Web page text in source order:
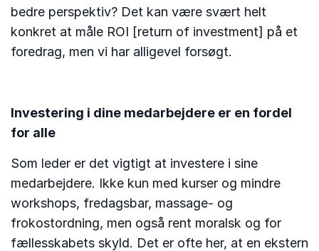
bedre perspektiv? Det kan være svært helt
konkret at måle ROI [return of investment] på et
foredrag, men vi har alligevel forsøgt.
Investering i dine medarbejdere er en fordel
for alle
Som leder er det vigtigt at investere i sine
medarbejdere. Ikke kun med kurser og mindre
workshops, fredagsbar, massage- og
frokostordning, men også rent moralsk og for
fællesskabets skyld. Det er ofte her, at en ekstern